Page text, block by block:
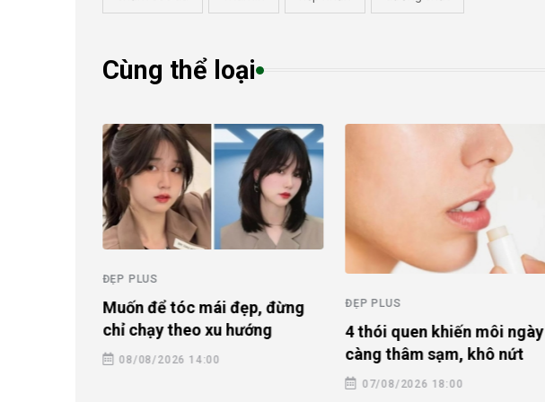
Cùng thể loại
ĐẸP PLUS
Muốn để tóc mái đẹp, đừng
chỉ chạy theo xu hướng
08/08/2026 14:00
ĐẸP PLUS
4 thói quen khiến môi ngày
càng thâm sạm, khô nứt
07/08/2026 18:00